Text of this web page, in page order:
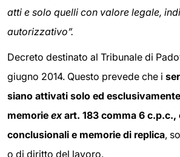
atti e solo quelli con valore legale,
autorizzativo”.
Decreto destinato al Tribunale di
giugno 2014. Questo prevede che i
siano attivati solo ed
memorie exart. 183 comma 6 c.p.c.,
conclusionali e memorie di replica,
o di diritto del lavoro.